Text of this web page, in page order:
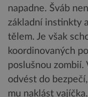
napadne. Šváb
základní instinkty
tělem. Je však
koordinovaných
poslušnou zombií.
odvést do
mu naklást